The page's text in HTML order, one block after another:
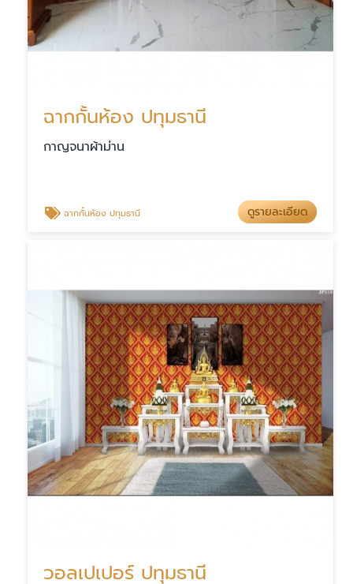
ฉากกั้นห้อง ปทุมธานี
กาญจนาผ้าม่าน
ฉากกั้นห้อง ปทุมธานี ดูรายละเอียด
วอลเปเปอร์ ปทุมธานี